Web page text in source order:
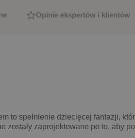
Opinie ekspertów i klientów
to spełnienie dziecięcej fantazji,
zostały zaprojektowane po to, aby